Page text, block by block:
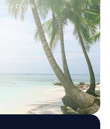
city break
по